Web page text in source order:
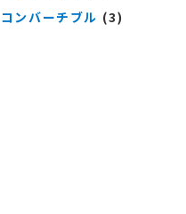
コンバーチブル (3)